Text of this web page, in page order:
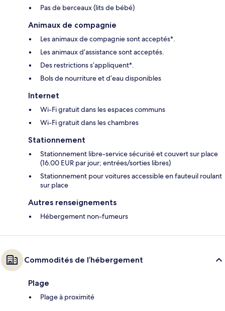
Pas de berceaux (lits de bébé)
Animaux de compagnie
Les animaux de compagnie sont acceptés*.
Les animaux d’assistance sont acceptés.
Des restrictions s’appliquent*.
Bols de nourriture et d’eau disponibles
Internet
Wi-Fi gratuit dans les espaces communs
Wi-Fi gratuit dans les chambres
Stationnement
Stationnement libre-service sécurisé et couvert sur place
(16.00 EUR par jour; entrées/sorties libres)
Stationnement pour voitures accessible en fauteuil roulant
sur place
Autres renseignements
Hébergement non-fumeurs
Commodités de l’hébergement
Plage
Plage à proximité